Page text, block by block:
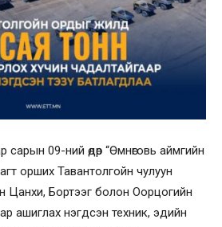
09-ний өдөр “Өмнөговь аймгийн
орших Тавантолгойн чулуун
Цанхи, Бортээг болон Оорцогийн
ашиглах нэгдсэн техник, эдийн